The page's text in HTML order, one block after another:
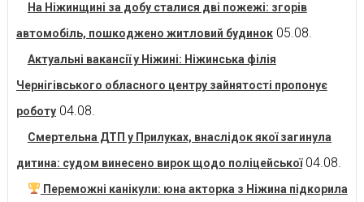
На Ніжинщині за добу сталися дві пожежі: згорів
автомобіль, пошкоджено житловий будинок 05.08.
Актуальні вакансії у Ніжині: Ніжинська філія
Чернігівського обласного центру зайнятості пропонує
роботу 04.08.
Смертельна ДТП у Прилуках, внаслідок якої загинула
дитина: судом винесено вирок щодо поліцейської 04.08.
Переможні канікули: юна акторка з Ніжина підкорила